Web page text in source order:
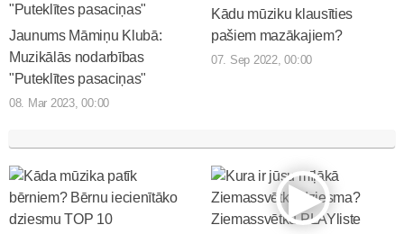
Jaunums Māmiņu Klubā:
Muzikālās nodarbības
"Puteklītes pasaciņas"
08. Mar 2023, 00:00
Kādu mūziku klausīties
pašiem mazākajiem?
07. Sep 2022, 00:00